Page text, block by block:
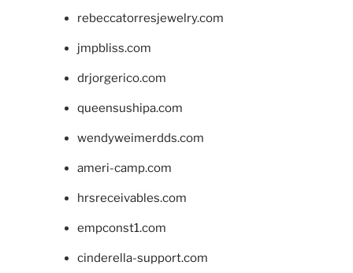
rebeccatorresjewelry.com
jmpbliss.com
drjorgerico.com
queensushipa.com
wendyweimerdds.com
ameri-camp.com
hrsreceivables.com
empconst1.com
cinderella-support.com